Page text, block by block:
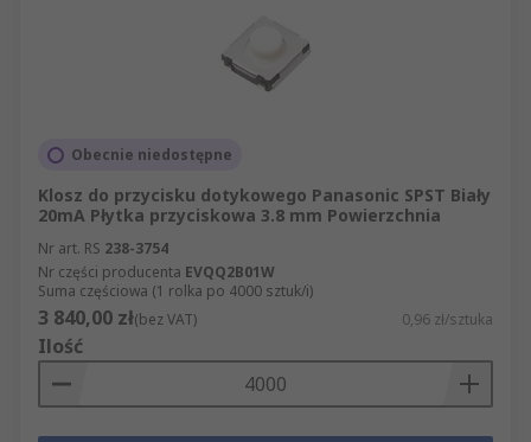
Obecnie niedostępne
Klosz do przycisku dotykowego Panasonic SPST Biały
20mA Płytka przyciskowa 3.8 mm Powierzchnia
Nr art. RS 238-3754
Nr części producenta EVQQ2B01W
Suma częściowa (1 rolka po 4000 sztuk/i)
3 840,00 zł(bez VAT) 0,96 zł/sztuka
Ilość